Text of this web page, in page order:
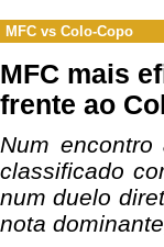
MFC vs Colo-Copo
MFC mais
frente ao
Num
classificado
num duelo
nota